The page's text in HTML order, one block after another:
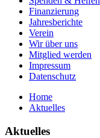
Finanzierung
Jahresberichte
Verein
Wir über uns
Mitglied werden
Impressum
Datenschutz
Home
Aktuelles
Aktuelles